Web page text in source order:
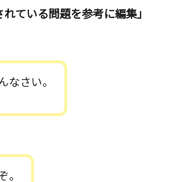
ている問題を参考に編集」
なさい。
。